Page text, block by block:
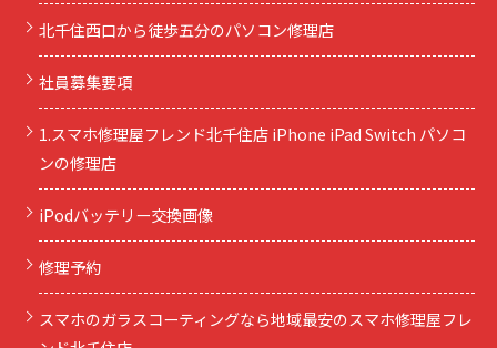
北千住西口から徒歩五分のパソコン修理店
社員募集要項
1.スマホ修理屋フレンド北千住店 iPhone iPad Switch パソコ
ンの修理店
iPodバッテリー交換画像
修理予約
スマホのガラスコーティングなら地域最安のスマホ修理屋フレ